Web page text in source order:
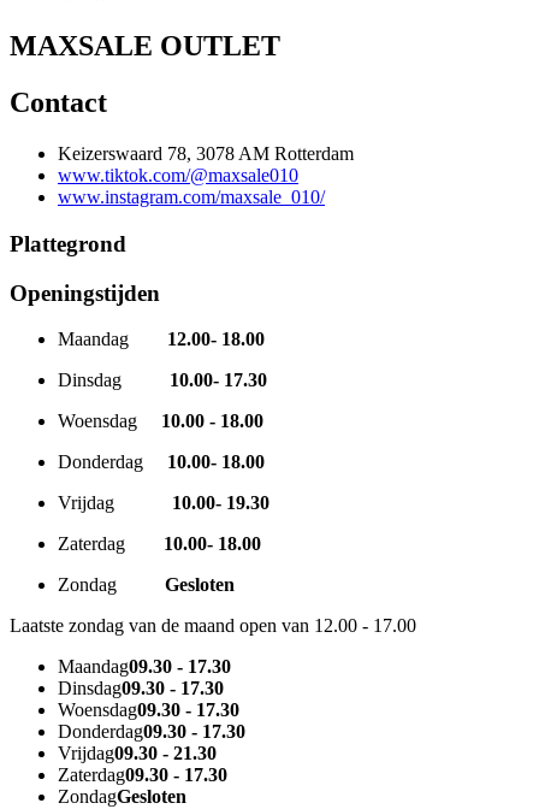
MAXSALE OUTLET
Contact
Keizerswaard 78, 3078 AM Rotterdam
www.tiktok.com/@maxsale010
www.instagram.com/maxsale_010/
Plattegrond
Openingstijden
Maandag 12.00- 18.00
Dinsdag 10.00- 17.30
Woensdag 10.00 - 18.00
Donderdag 10.00- 18.00
Vrijdag 10.00- 19.30
Zaterdag 10.00- 18.00
Zondag Gesloten
Laatste zondag van de maand open van 12.00 - 17.00
Maandag09.30 - 17.30
Dinsdag09.30 - 17.30
Woensdag09.30 - 17.30
Donderdag09.30 - 17.30
Vrijdag09.30 - 21.30
Zaterdag09.30 - 17.30
ZondagGesloten